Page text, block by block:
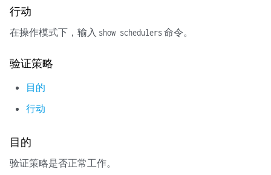
行动
在操作模式下，输入 show schedulers命令。
验证策略
目的
行动
目的
验证策略是否正常工作。